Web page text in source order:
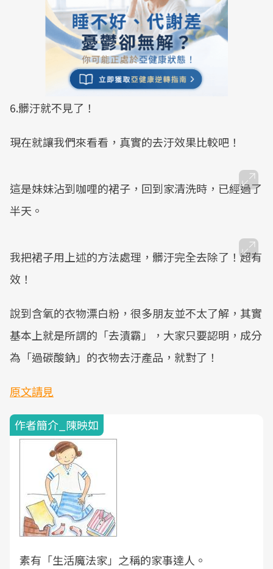
6.髒汙就不見了！
現在就讓我們來看看，真實的去汙效果比較吧！
這是妹妹沾到咖哩的裙子，回到家清洗時，已經過了
半天。
我把裙子用上述的方法處理，髒汙完全去除了！超有
效！
說到含氧的衣物漂白粉，很多朋友並不太了解，其實
基本上就是所謂的「去漬霸」，大家只要認明，成分
為「過碳酸鈉」的衣物去汙產品，就對了！
原文請見
作者簡介_陳映如
素有「生活魔法家」之稱的家事達人。